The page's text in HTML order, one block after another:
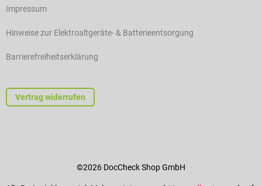
Impressum
Hinweise zur Elektroaltgeräte- & Batterieentsorgung
Barrierefreiheitserklärung
Vertrag widerrufen
©2026 DocCheck Shop GmbH